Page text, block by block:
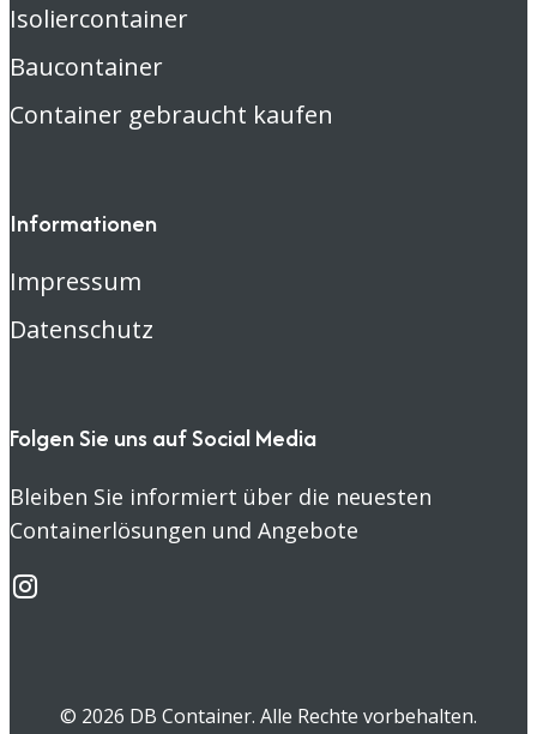
Isoliercontainer
Baucontainer
Container gebraucht kaufen
Informationen
Impressum
Datenschutz
Folgen Sie uns auf Social Media
Bleiben Sie informiert über die neuesten
Containerlösungen und Angebote
© 2026 DB Container. Alle Rechte vorbehalten.